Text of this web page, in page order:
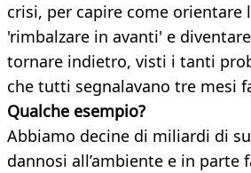
crisi, per capire come orientare
'rimbalzare in avanti' e
tornare indietro, visti i tanti
che tutti segnalavano tre mesi
Qualche esempio?
Abbiamo decine di miliardi di
dannosi all’ambiente e in parte